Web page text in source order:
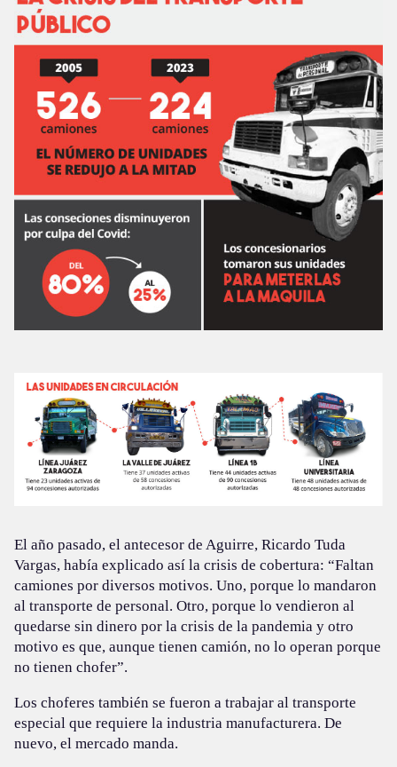
El año pasado, el antecesor de Aguirre, Ricardo Tuda
Vargas, había explicado así la crisis de cobertura: “Faltan
camiones por diversos motivos. Uno, porque lo mandaron
al transporte de personal. Otro, porque lo vendieron al
quedarse sin dinero por la crisis de la pandemia y otro
motivo es que, aunque tienen camión, no lo operan porque
no tienen chofer”.
Los choferes también se fueron a trabajar al transporte
especial que requiere la industria manufacturera. De
nuevo, el mercado manda.